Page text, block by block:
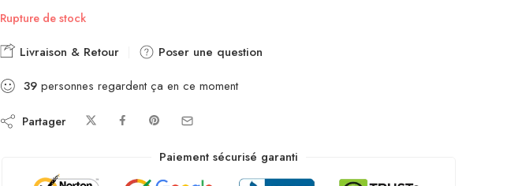
Rupture de stock
Livraison & Retour
Poser une question
39 personnes regardent ça en ce moment
Partager
Paiement sécurisé garanti